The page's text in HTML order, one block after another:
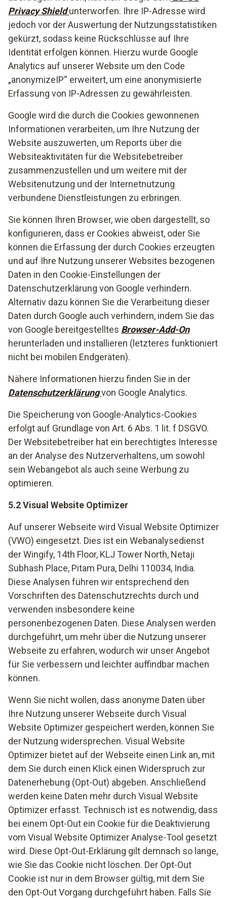
Privacy Shieldunterworfen. Ihre IP-Adresse wird
jedoch vor der Auswertung der Nutzungsstatistiken
gekürzt, sodass keine Rückschlüsse auf Ihre
Identität erfolgen können. Hierzu wurde Google
Analytics auf unserer Website um den Code
„anonymizeIP“ erweitert, um eine anonymisierte
Erfassung von IP-Adressen zu gewährleisten.
Google wird die durch die Cookies gewonnenen
Informationen verarbeiten, um Ihre Nutzung der
Website auszuwerten, um Reports über die
Websiteaktivitäten für die Websitebetreiber
zusammenzustellen und um weitere mit der
Websitenutzung und der Internetnutzung
verbundene Dienstleistungen zu erbringen.
Sie können Ihren Browser, wie oben dargestellt, so
konfigurieren, dass er Cookies abweist, oder Sie
können die Erfassung der durch Cookies erzeugten
und auf Ihre Nutzung unserer Websites bezogenen
Daten in den Cookie-Einstellungen der
Datenschutzerklärung von Google verhindern.
Alternativ dazu können Sie die Verarbeitung dieser
Daten durch Google auch verhindern, indem Sie das
von Google bereitgestelltes Browser-Add-On
herunterladen und installieren (letzteres funktioniert
nicht bei mobilen Endgeräten).
Nähere Informationen hierzu finden Sie in der
Datenschutzerklärungvon Google Analytics.
Die Speicherung von Google-Analytics-Cookies
erfolgt auf Grundlage von Art. 6 Abs. 1 lit. f DSGVO.
Der Websitebetreiber hat ein berechtigtes Interesse
an der Analyse des Nutzerverhaltens, um sowohl
sein Webangebot als auch seine Werbung zu
optimieren.
5.2 Visual Website Optimizer
Auf unserer Webseite wird Visual Website Optimizer
(VWO) eingesetzt. Dies ist ein Webanalysedienst
der Wingify, 14th Floor, KLJ Tower North, Netaji
Subhash Place, Pitam Pura, Delhi 110034, India.
Diese Analysen führen wir entsprechend den
Vorschriften des Datenschutzrechts durch und
verwenden insbesondere keine
personenbezogenen Daten. Diese Analysen werden
durchgeführt, um mehr über die Nutzung unserer
Webseite zu erfahren, wodurch wir unser Angebot
für Sie verbessern und leichter auffindbar machen
können.
Wenn Sie nicht wollen, dass anonyme Daten über
Ihre Nutzung unserer Webseite durch Visual
Website Optimizer gespeichert werden, können Sie
der Nutzung widersprechen. Visual Website
Optimizer bietet auf der Webseite einen Link an, mit
dem Sie durch einen Klick einen Widerspruch zur
Datenerhebung (Opt-Out) abgeben. Anschließend
werden keine Daten mehr durch Visual Website
Optimizer erfasst. Technisch ist es notwendig, dass
bei einem Opt-Out ein Cookie für die Deaktivierung
vom Visual Website Optimizer Analyse-Tool gesetzt
wird. Diese Opt-Out-Erklärung gilt demnach so lange,
wie Sie das Cookie nicht löschen. Der Opt-Out
Cookie ist nur in dem Browser gültig, mit dem Sie
den Opt-Out Vorgang durchgeführt haben. Falls Sie